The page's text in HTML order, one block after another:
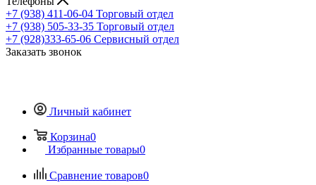
+7 (938) 411-06-04 Торговый отдел
+7 (938) 505-33-35 Торговый отдел
+7 (928)333-65-06 Сервисный отдел
Заказать звонок
Личный кабинет
Корзина0
Избранные товары0
Сравнение товаров0